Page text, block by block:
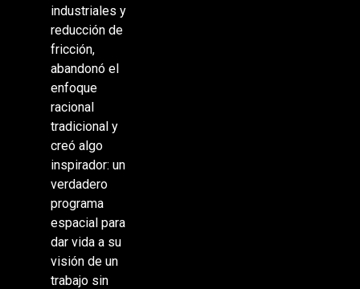
industriales y
reducción de
fricción,
abandonó el
enfoque
racional
tradicional y
creó algo
inspirador: un
verdadero
programa
espacial para
dar vida a su
visión de un
trabajo sin